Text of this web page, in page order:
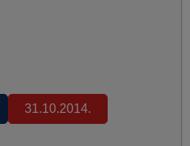
31.10.2014.